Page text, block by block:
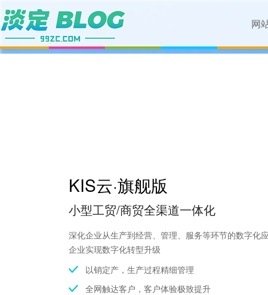
网
KIS云·旗舰版
小型工贸/商贸全渠道一体化
深化企业从生产到经营、管理、服务等环节的数字化
企业实现数字化转型升级
以销定产，生产过程精细管理
全网触达客户，客户体验极致提升